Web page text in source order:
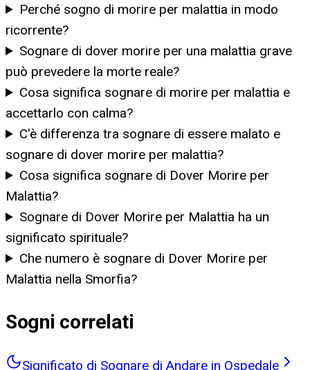
Perché sogno di morire per malattia in modo
ricorrente?
Sognare di dover morire per una malattia grave
può prevedere la morte reale?
Cosa significa sognare di morire per malattia e
accettarlo con calma?
C'è differenza tra sognare di essere malato e
sognare di dover morire per malattia?
Cosa significa sognare di Dover Morire per
Malattia?
Sognare di Dover Morire per Malattia ha un
significato spirituale?
Che numero è sognare di Dover Morire per
Malattia nella Smorfia?
Sogni correlati
Significato di Sognare di Andare in Ospedale